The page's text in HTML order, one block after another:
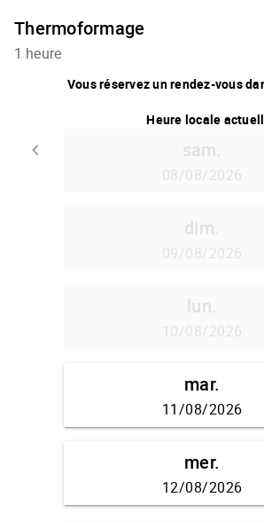
Thermoformage
1 heure
Vous réservez un rendez-vous
Heure locale
keyboard_arrow_left
sam.
08/08/2026
dim.
09/08/2026
lun.
10/08/2026
mar.
11/08/2026
mer.
12/08/2026